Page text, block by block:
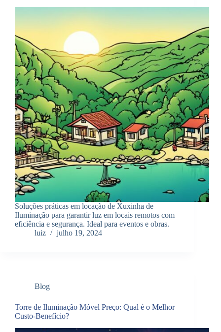
Soluções práticas em locação de Xuxinha de
Iluminação para garantir luz em locais remotos com
eficiência e segurança. Ideal para eventos e obras.
luiz
julho 19, 2024
Blog
Torre de Iluminação Móvel Preço: Qual é o Melhor
Custo-Benefício?